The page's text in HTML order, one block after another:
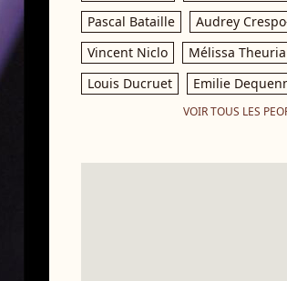
Pascal Bataille
Audrey
Vincent Niclo
Mélissa
Louis Ducruet
Emilie
VOIR TOUS LES